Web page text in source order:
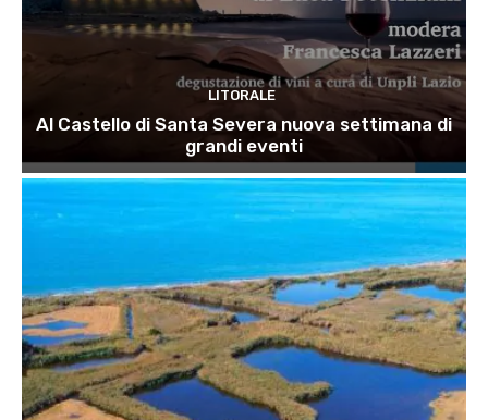
LITORALE
Al Castello di Santa Severa nuova settimana di
grandi eventi